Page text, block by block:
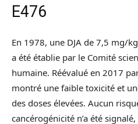
E476
En 1978, une DJA de 7,5 mg/
a été établie par le Comité
humaine. Réévalué en 2017
montré une faible toxicité et
des doses élevées. Aucun
cancérogénicité n’a été